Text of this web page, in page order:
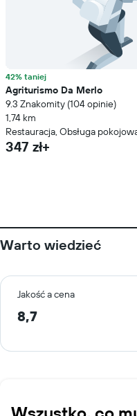
42% taniej
Agriturismo Da Merlo
9.3 Znakomity (104 opinie)
1,74 km
Restauracja, Obsługa
347 zł+
Warto wiedzieć
Jakość a cena
8,7